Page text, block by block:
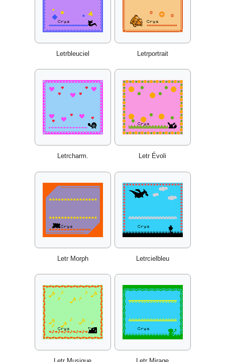
Letrbleuciel Letrportrait
Letrcharm. Letr Évoli
Letr Morph Letrcielbleu